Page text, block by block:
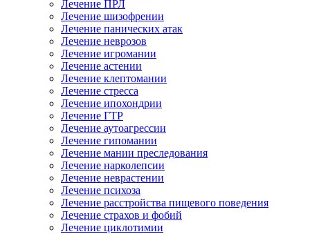
Лечение ПРЛ
Лечение шизофрении
Лечение панических атак
Лечение неврозов
Лечение игромании
Лечение астении
Лечение клептомании
Лечение стресса
Лечение ипохондрии
Лечение ГТР
Лечение аутоагрессии
Лечение гипомании
Лечение мании преследования
Лечение нарколепсии
Лечение неврастении
Лечение психоза
Лечение расстройства пищевого поведения
Лечение страхов и фобий
Лечение циклотимии